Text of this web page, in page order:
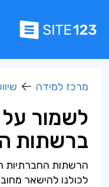
מרכז למידה
לשמור
ברשתות
הרשתות החברתיות
לכולנו להישאר